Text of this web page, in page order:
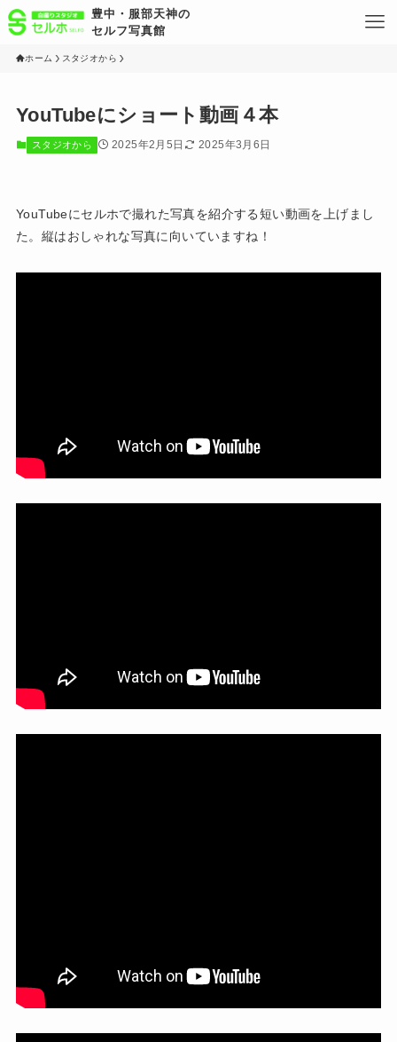
豊中・服部天神の
セルフ写真館
ホーム スタジオから
YouTubeにショート動画４本
スタジオから 2025年2月5日 2025年3月6日
YouTubeにセルホで撮れた写真を紹介する短い動画を上げまし
た。縦はおしゃれな写真に向いていますね！